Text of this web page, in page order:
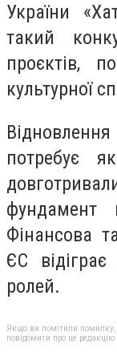
України
такий
проєктів,
культурної
потребує
фундамент
Фінансова
ЄС
ролей.
Якщо ви помітили помилку,
повідомити про це редакцію